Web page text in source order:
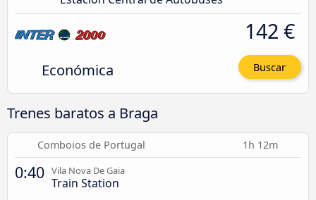
Económica
142 €
Buscar
Trenes baratos a Braga
Comboios de Portugal 1h 12m
0:40 Vila Nova De Gaia
Train Station